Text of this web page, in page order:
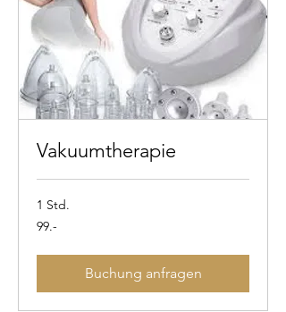
Vakuumtherapie
1 Std.
99.-
99.-
Buchung anfragen